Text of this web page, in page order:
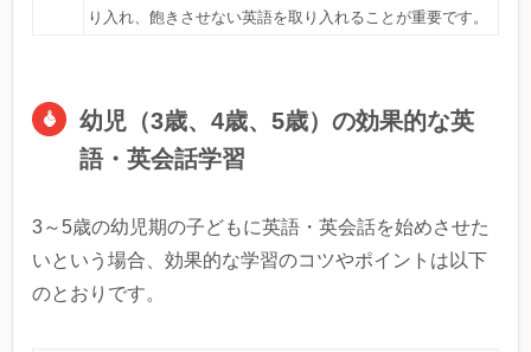
り入れ、飽きさせない英語を取り入れることが重要です。
幼児（3歳、4歳、5歳）の効果的な英
語・英会話学習
3～5歳の幼児期の子どもに英語・英会話を始めさせた
いという場合、効果的な学習のコツやポイントは以下
のとおりです。